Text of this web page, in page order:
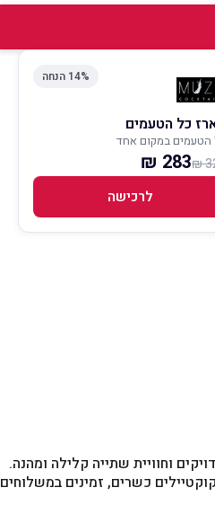
14% הנחה
כל הטעמים
הטעמים במקום אחד
283 ₪
לרכישה
וחוויית שתייה קלילה ומהנה.
כשרים, זמינים במשלוחים